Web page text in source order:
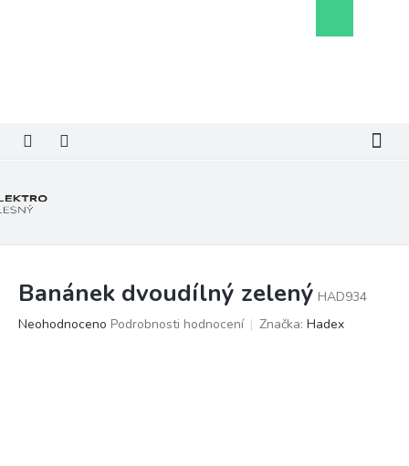
košík
Banánek dvoudílný zelený HAD934
Průměrné
Neohodnoceno Podrobnosti hodnocení Značka: Hadex